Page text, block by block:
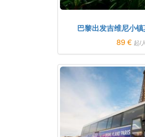
巴黎出发吉维尼小
89 € 起/